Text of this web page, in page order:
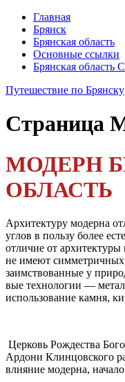
Главная
Брянск
Брянская область
Основные ссылки
Брянская область
Путешествие по Брянску
Страница
МОДЕРН
ОБЛАСТЬ
Архитектуру модерна
углов в пользу более
отличие от
не имеют
заимствованные у
вые технологии —
использование камня,
Церковь Рождества
Ардони Клинцовского
влияние модерна,